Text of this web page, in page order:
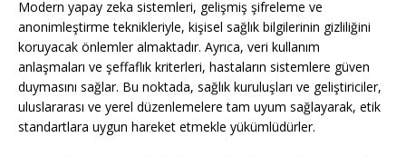
Modern yapay zeka sistemleri, gelişmiş şifreleme ve
anonimleştirme teknikleriyle, kişisel sağlık bilgilerinin gizliliğini
koruyacak önlemler almaktadır. Ayrıca, veri kullanım
anlaşmaları ve şeffaflık kriterleri, hastaların sistemlere güven
duymasını sağlar. Bu noktada, sağlık kuruluşları ve geliştiriciler,
uluslararası ve yerel düzenlemelere tam uyum sağlayarak, etik
standartlara uygun hareket etmekle yükümlüdürler.